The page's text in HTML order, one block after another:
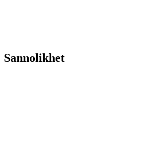
Sannolikhet